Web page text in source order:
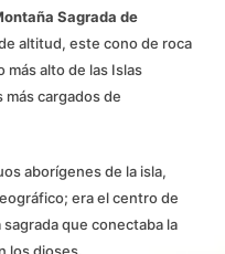
Sagrada de
altitud, este cono de roca
más alto de las Islas
más cargados de
aborígenes de la isla,
era el centro de
que conectaba la